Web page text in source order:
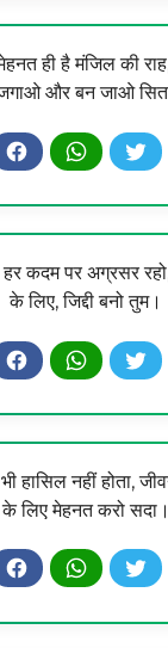
ही है मंजिल की
और बन जाओ
कदम पर अग्रसर
के लिए, जिद्दी बनो तुम।
हासिल नहीं होता,
के लिए मेहनत करो सदा।